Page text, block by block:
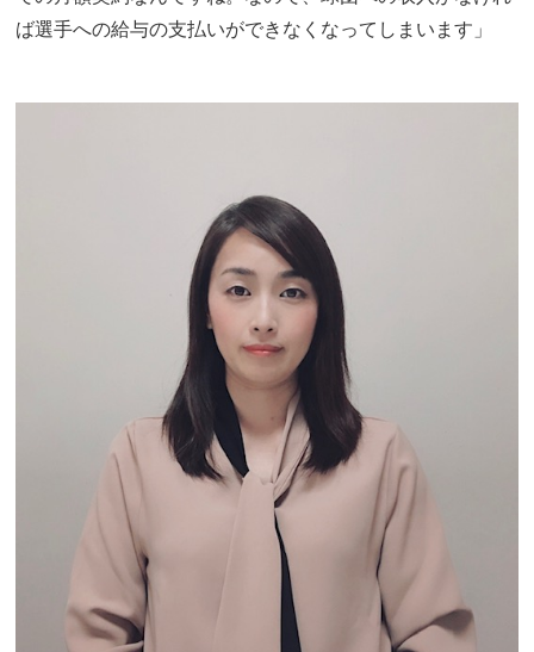
ば選手への給与の支払いができなくなってしまいます」